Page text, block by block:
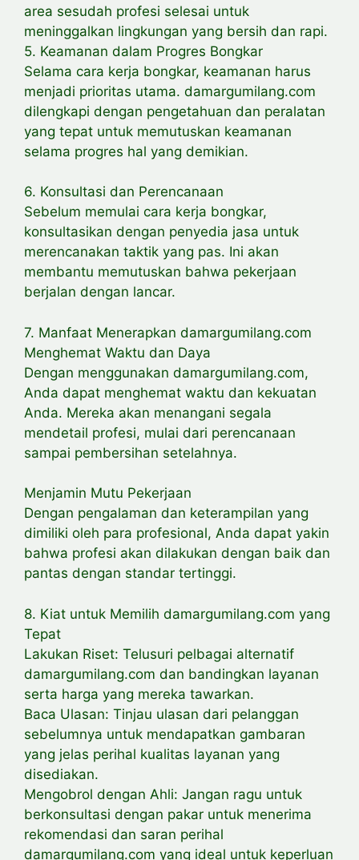
area sesudah profesi selesai untuk
meninggalkan lingkungan yang bersih dan rapi.
5. Keamanan dalam Progres Bongkar
Selama cara kerja bongkar, keamanan harus
menjadi prioritas utama. damargumilang.com
dilengkapi dengan pengetahuan dan peralatan
yang tepat untuk memutuskan keamanan
selama progres hal yang demikian.
6. Konsultasi dan Perencanaan
Sebelum memulai cara kerja bongkar,
konsultasikan dengan penyedia jasa untuk
merencanakan taktik yang pas. Ini akan
membantu memutuskan bahwa pekerjaan
berjalan dengan lancar.
7. Manfaat Menerapkan damargumilang.com
Menghemat Waktu dan Daya
Dengan menggunakan damargumilang.com,
Anda dapat menghemat waktu dan kekuatan
Anda. Mereka akan menangani segala
mendetail profesi, mulai dari perencanaan
sampai pembersihan setelahnya.
Menjamin Mutu Pekerjaan
Dengan pengalaman dan keterampilan yang
dimiliki oleh para profesional, Anda dapat yakin
bahwa profesi akan dilakukan dengan baik dan
pantas dengan standar tertinggi.
8. Kiat untuk Memilih damargumilang.com yang
Tepat
Lakukan Riset: Telusuri pelbagai alternatif
damargumilang.com dan bandingkan layanan
serta harga yang mereka tawarkan.
Baca Ulasan: Tinjau ulasan dari pelanggan
sebelumnya untuk mendapatkan gambaran
yang jelas perihal kualitas layanan yang
disediakan.
Mengobrol dengan Ahli: Jangan ragu untuk
berkonsultasi dengan pakar untuk menerima
rekomendasi dan saran perihal
damargumilang.com yang ideal untuk keperluan